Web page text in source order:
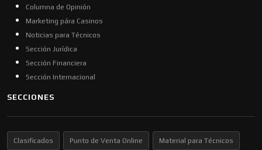
Columna de Opinión
Marketing pára Casinos
Noticias para Técnicos
Sección Jurídica
Sección Financiera
Sección Internacional
SECCIONES
Clasificados Punto de Venta Online Material para Técnicos